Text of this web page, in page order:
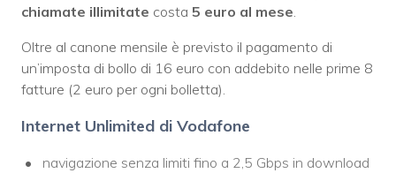
chiamate illimitate costa 5 euro al mese
Oltre al canone mensile è previsto il pagamento di
un’imposta di bollo di 16 euro con addebito nelle prime 8
fatture (2 euro per ogni bolletta).
Internet Unlimited di Vodafone
navigazione senza limiti fino a 2,5 Gbps in download